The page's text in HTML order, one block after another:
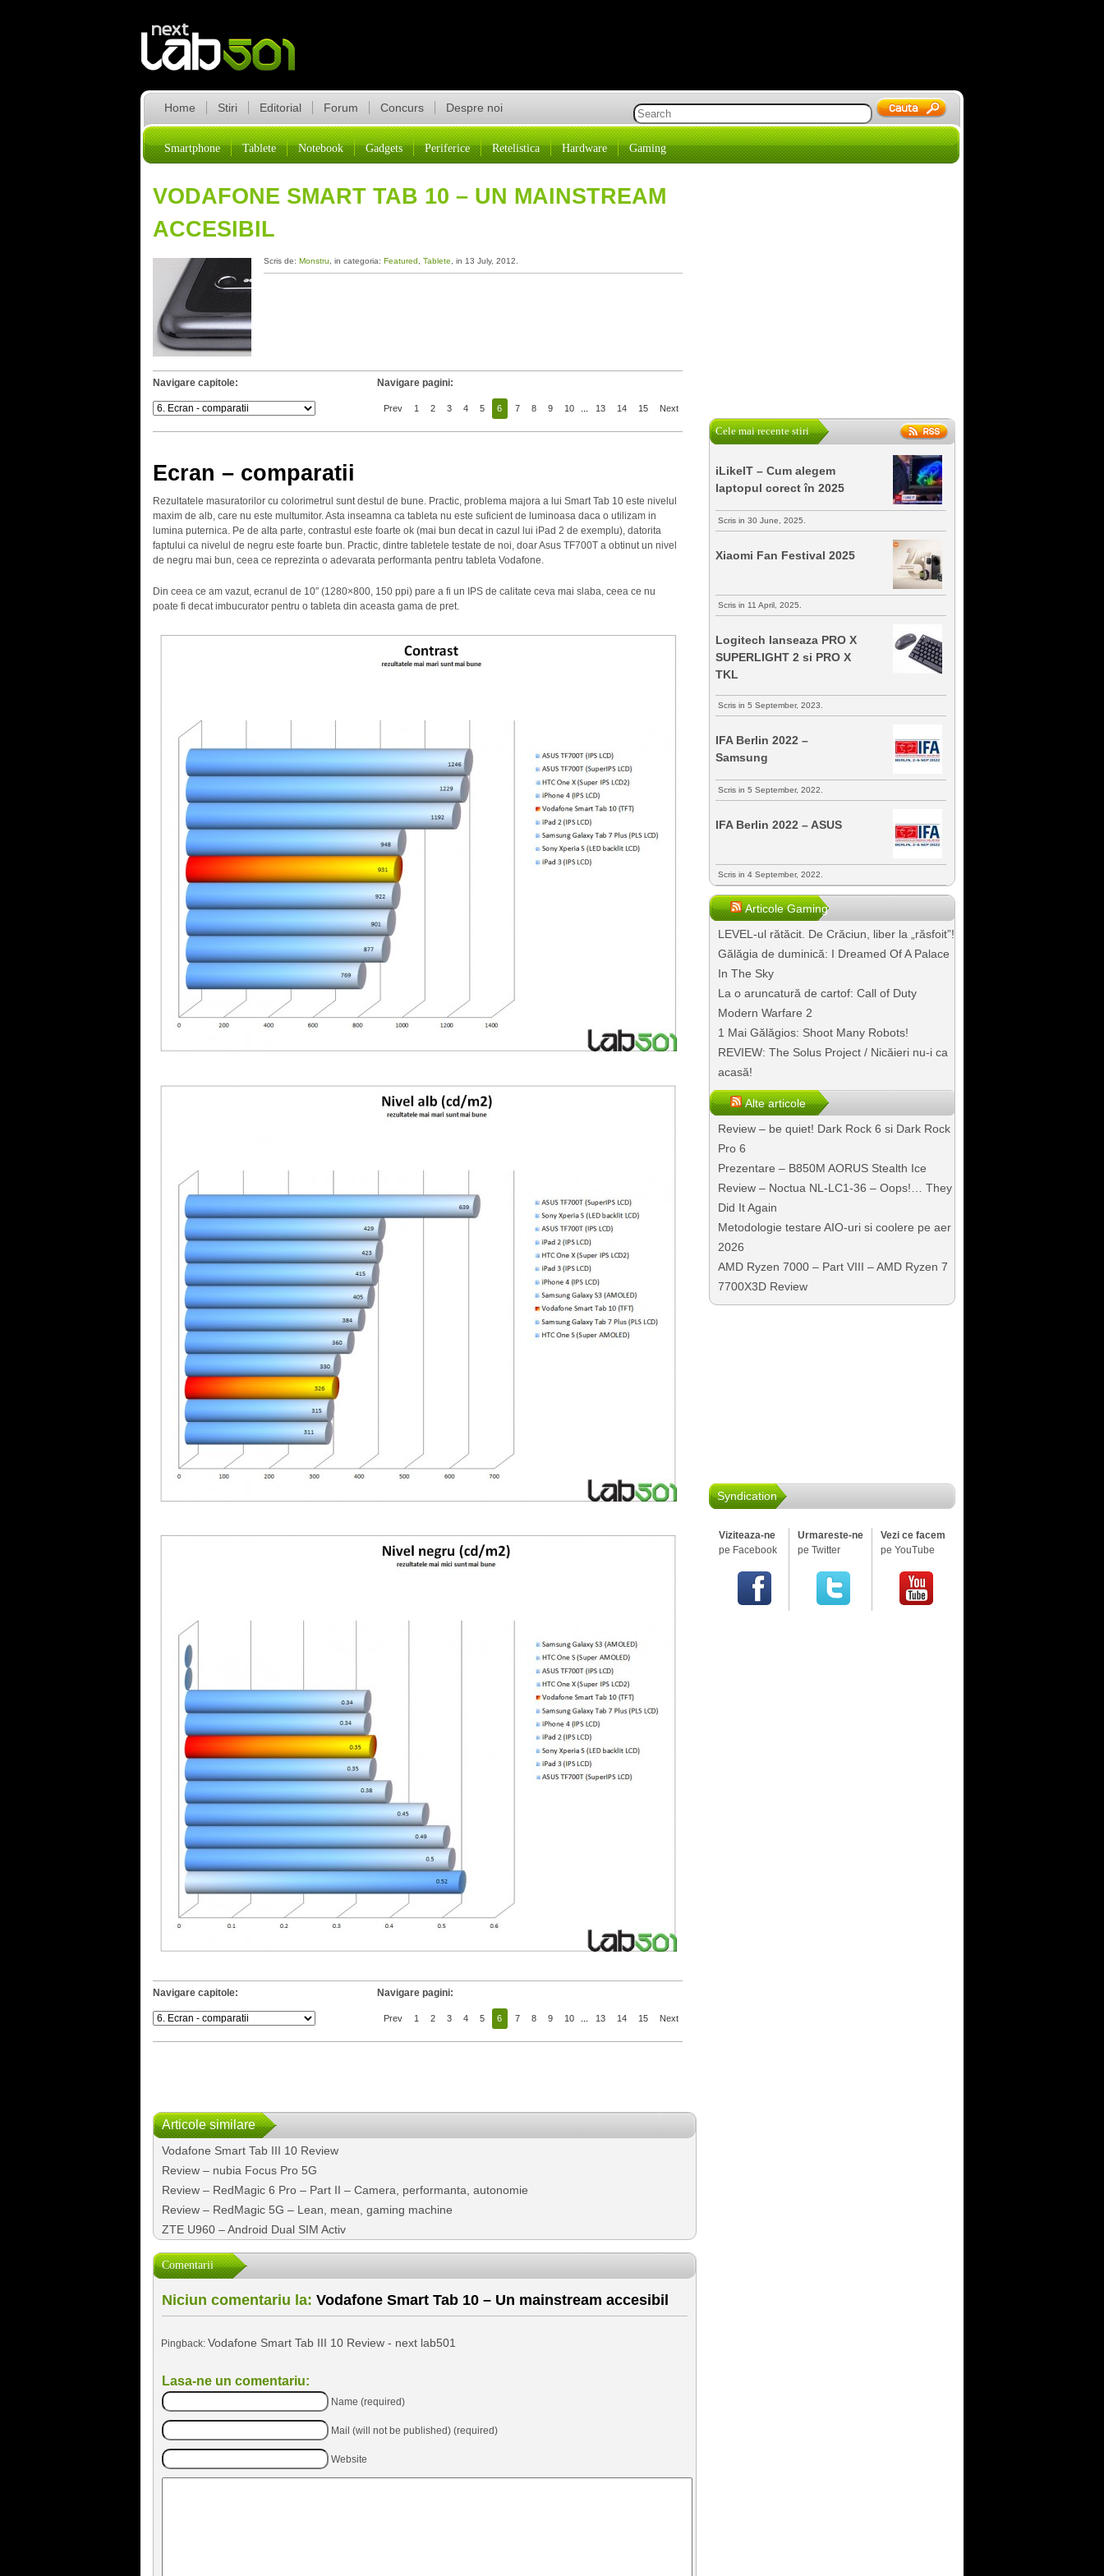
Home Stiri Editorial Forum Concurs Despre noi
Smartphone Tablete Notebook Gadgets Periferice Retelistica Hardware Gaming
VODAFONE SMART TAB 10 – UN MAINSTREAM
ACCESIBIL
Scris de: Monstru , in categoria: Featured Tablete , in 13 July, 2012.
Navigare capitole: Navigare pagini:
Prev 1 2 3 4 5 6 7 8 9 10 13 14 15 Next
Ecran – comparatii
Rezultatele masuratorilor cu colorimetrul sunt destul de bune. Practic, problema majora a lui Smart Tab 10 este nivelul
maxim de alb, care nu este multumitor. Asta inseamna ca tableta nu este suficient de luminoasa daca o utilizam in
lumina puternica. Pe de alta parte, contrastul este foarte ok (mai bun decat in cazul lui iPad 2 de exemplu), datorita
faptului ca nivelul de negru este foarte bun. Practic, dintre tabletele testate de noi, doar Asus TF700T a obtinut un nivel
de negru mai bun, ceea ce reprezinta o adevarata performanta pentru tableta Vodafone.
Din ceea ce am vazut, ecranul de 10″ (1280×800, 150 ppi) pare a fi un IPS de calitate ceva mai slaba, ceea ce nu
poate fi decat imbucurator pentru o tableta din aceasta gama de pret.
Navigare capitole: Navigare pagini:
Prev 1 2 3 4 5 6 7 8 9 10 13 14 15 Next
Articole similare
Vodafone Smart Tab III 10 Review
Review – nubia Focus Pro 5G
Review – RedMagic 6 Pro – Part II – Camera, performanta, autonomie
Review – RedMagic 5G – Lean, mean, gaming machine
ZTE U960 – Android Dual SIM Activ
Comentarii
Niciun comentariu la: Vodafone Smart Tab 10 – Un mainstream accesibil
Pingback: Vodafone Smart Tab III 10 Review - next lab501
Lasa-ne un comentariu:
Name (required)
Mail (will not be published) (required)
Website
Cele mai recente stiri
iLikeIT – Cum alegem
laptopul corect în 2025
Scris in 30 June, 2025.
Xiaomi Fan Festival 2025
Scris in 11 April, 2025.
Logitech lanseaza PRO X
SUPERLIGHT 2 si PRO X
TKL
Scris in 5 September, 2023.
IFA Berlin 2022 –
Samsung
Scris in 5 September, 2022.
IFA Berlin 2022 – ASUS
Scris in 4 September, 2022.
Articole Gaming
LEVEL-ul rătăcit. De Crăciun, liber la „răsfoit”!
Gălăgia de duminică: I Dreamed Of A Palace
In The Sky
La o aruncatură de cartof: Call of Duty
Modern Warfare 2
1 Mai Gălăgios: Shoot Many Robots!
REVIEW: The Solus Project / Nicăieri nu-i ca
acasă!
Alte articole
Review – be quiet! Dark Rock 6 si Dark Rock
Pro 6
Prezentare – B850M AORUS Stealth Ice
Review – Noctua NL-LC1-36 – Oops!… They
Did It Again
Metodologie testare AIO-uri si coolere pe aer
2026
AMD Ryzen 7000 – Part VIII – AMD Ryzen 7
7700X3D Review
Syndication
Viziteaza-ne
pe Facebook
Urmareste-ne
pe Twitter
Vezi ce facem
pe YouTube